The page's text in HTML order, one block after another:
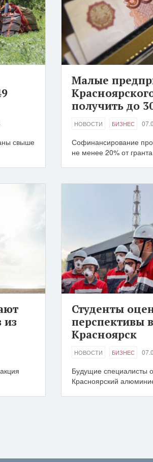
свыше
Малые
получить до
НОВОСТИ БИЗНЕС
Софинансирование
не менее 20% от гранта
из
Студенты
перспективы
Красноярск
НОВОСТИ БИЗНЕС
Будущие специалисты
Красноярский